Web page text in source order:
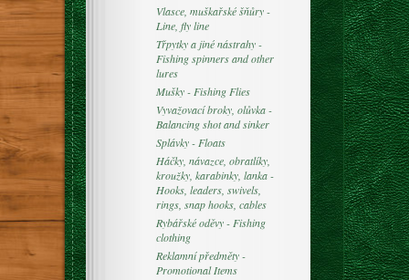
Vlasce, muškařské šňůry -
Line, fly line
Třpytky a jiné nástrahy -
Fishing spinners and other
lures
Mušky - Fishing Flies
Vyvažovací broky, olůvka -
Balancing shot and sinker
Splávky - Floats
Háčky, návazce, obratlíky,
kroužky, karabinky, lanka -
Hooks, leaders, swivels,
rings, snap hooks, cables
Rybářské oděvy - Fishing
clothing
Reklamní předměty -
Promotional Items